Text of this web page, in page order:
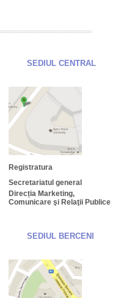
SEDIUL CENTRAL
Registratura
Secretariatul general
Direcția Marketing,
Comunicare şi Relaţii Publice
SEDIUL BERCENI